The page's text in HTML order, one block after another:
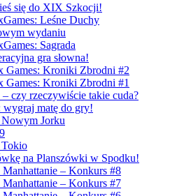
się do XIX Szkocji!
Leśne Duchy
wydaniu
Sagrada
gra słowna!
Games: Kroniki Zbrodni #2
Games: Kroniki Zbrodni #1
czy rzeczywiście takie cuda?
matę do gry!
Jorku
na Planszówki w Spodku!
– Konkurs #8
– Konkurs #7